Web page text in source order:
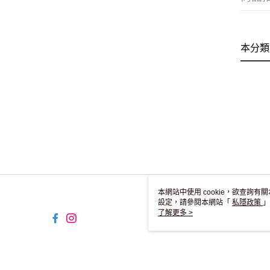
本分
本網站中使用 cookie，欲查詢有
設定，請參閱本網站「 私隱政策
用 cookie。
了解更多 >